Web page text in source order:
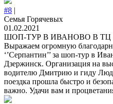
#8 |
Семья Горячевых
01.02.2021
ШОП-ТУР В ИВАНОВО В ТЦ
Выражаем огромную
‘’Серпантин’’ за шоп-тур в
Дзержинск. Организация на
водителю Дмитрию и гиду
поездка прошла быстро и
важно. Удачи вам и